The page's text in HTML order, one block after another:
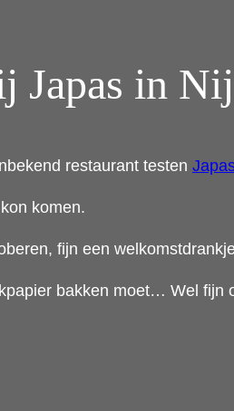
Japas in
restaurant testen
komen.
fijn een
bakken moet… Wel